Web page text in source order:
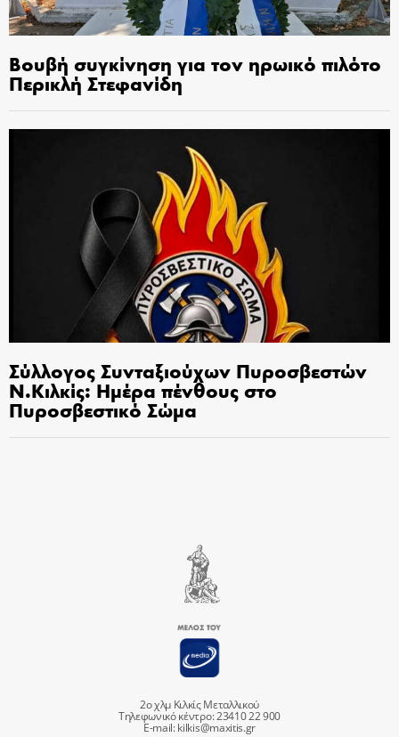
Βουβή συγκίνηση για τον ηρωικό πιλότο
Περικλή Στεφανίδη
Σύλλογος Συνταξιούχων Πυροσβεστών
Ν.Κιλκίς: Ημέρα πένθους στο
Πυροσβεστικό Σώμα
2ο χλμ Κιλκίς Μεταλλικού
Τηλεφωνικό κέντρο: 23410 22 900
E-mail:kilkis@maxitis.gr